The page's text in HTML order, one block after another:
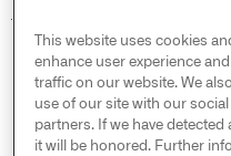
© 2026 Palantir
reserved.
Cookies Statement ↗
Privacy Statement ↗
This website uses cookies
enhance user experience
traffic on our website. We
use of our site with our
partners. If we have
it will be honored. Further